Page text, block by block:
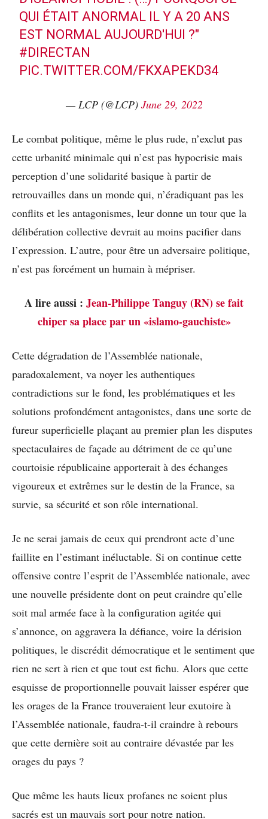
QUI ÉTAIT ANORMAL IL Y A 20 ANS
EST NORMAL AUJOURD'HUI ?"
#DIRECTAN
PIC.TWITTER.COM/FKXAPEKD34
— LCP (@LCP) June 29, 2022
Le combat politique, même le plus rude, n’exclut pas
cette urbanité minimale qui n’est pas hypocrisie mais
perception d’une solidarité basique à partir de
retrouvailles dans un monde qui, n’éradiquant pas les
conflits et les antagonismes, leur donne un tour que la
délibération collective devrait au moins pacifier dans
l’expression. L’autre, pour être un adversaire politique,
n’est pas forcément un humain à mépriser.
A lire aussi : Jean-Philippe Tanguy (RN) se fait
chiper sa place par un «islamo-gauchiste»
Cette dégradation de l’Assemblée nationale,
paradoxalement, va noyer les authentiques
contradictions sur le fond, les problématiques et les
solutions profondément antagonistes, dans une sorte de
fureur superficielle plaçant au premier plan les disputes
spectaculaires de façade au détriment de ce qu’une
courtoisie républicaine apporterait à des échanges
vigoureux et extrêmes sur le destin de la France, sa
survie, sa sécurité et son rôle international.
Je ne serai jamais de ceux qui prendront acte d’une
faillite en l’estimant inéluctable. Si on continue cette
offensive contre l’esprit de l’Assemblée nationale, avec
une nouvelle présidente dont on peut craindre qu’elle
soit mal armée face à la configuration agitée qui
s’annonce, on aggravera la défiance, voire la dérision
politiques, le discrédit démocratique et le sentiment que
rien ne sert à rien et que tout est fichu. Alors que cette
esquisse de proportionnelle pouvait laisser espérer que
les orages de la France trouveraient leur exutoire à
l’Assemblée nationale, faudra-t-il craindre à rebours
que cette dernière soit au contraire dévastée par les
orages du pays ?
Que même les hauts lieux profanes ne soient plus
sacrés est un mauvais sort pour notre nation.